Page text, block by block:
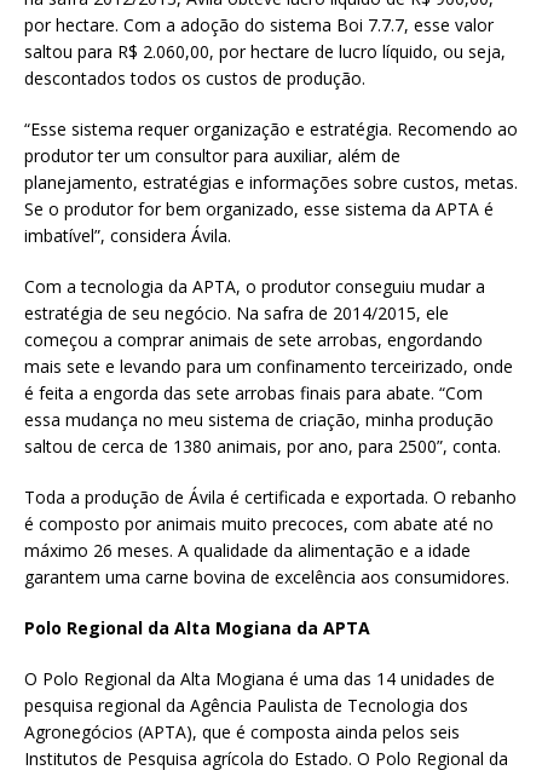
por hectare. Com a adoção do sistema Boi 7.7.7, esse valor
saltou para R$ 2.060,00, por hectare de lucro líquido, ou seja,
descontados todos os custos de produção.
“Esse sistema requer organização e estratégia. Recomendo ao
produtor ter um consultor para auxiliar, além de
planejamento, estratégias e informações sobre custos, metas.
Se o produtor for bem organizado, esse sistema da APTA é
imbatível”, considera Ávila.
Com a tecnologia da APTA, o produtor conseguiu mudar a
estratégia de seu negócio. Na safra de 2014/2015, ele
começou a comprar animais de sete arrobas, engordando
mais sete e levando para um confinamento terceirizado, onde
é feita a engorda das sete arrobas finais para abate. “Com
essa mudança no meu sistema de criação, minha produção
saltou de cerca de 1380 animais, por ano, para 2500”, conta.
Toda a produção de Ávila é certificada e exportada. O rebanho
é composto por animais muito precoces, com abate até no
máximo 26 meses. A qualidade da alimentação e a idade
garantem uma carne bovina de excelência aos consumidores.
Polo Regional da Alta Mogiana da APTA
O Polo Regional da Alta Mogiana é uma das 14 unidades de
pesquisa regional da Agência Paulista de Tecnologia dos
Agronegócios (APTA), que é composta ainda pelos seis
Institutos de Pesquisa agrícola do Estado. O Polo Regional da